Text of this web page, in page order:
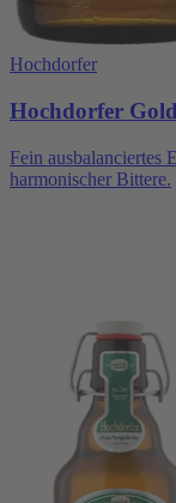
Hochdorfer
Hochdorfer Gold
Fein ausbalanciertes
harmonischer Bittere.